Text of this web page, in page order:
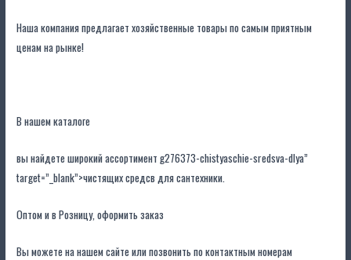
Наша компания предлагает хозяйственные товары по самым приятным
ценам на рынке!
В нашем каталоге
вы найдете широкий ассортимент g276373-chistyaschie-sredsva-dlya”
target=”_blank”>чистящих средсв для сантехники.
Оптом и в Розницу, оформить заказ
Вы можете на нашем сайте или позвонить по контактным номерам